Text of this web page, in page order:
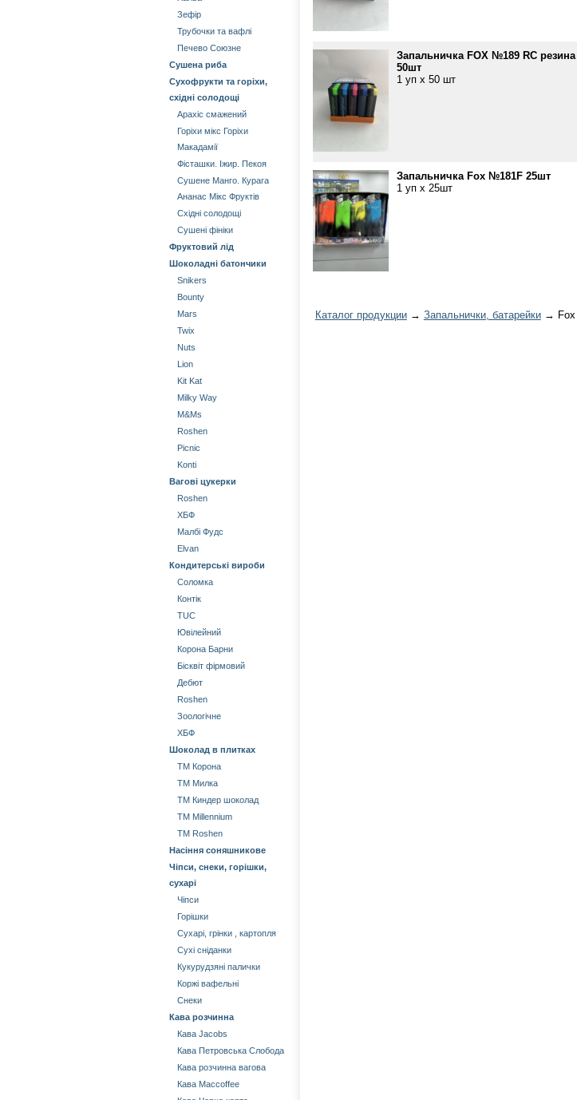
Зефір
Трубочки та вафлі
Печево Союзне
Сушена риба
Сухофрукти та горіхи,
східні солодощі
Арахіс смажений
Горіхи мікс Горіхи
Mакадамії
Фісташки. Іжир. Пекоя
Сушене Манго. Курага
Aнанас Мікс Фруктів
Східні солодощі
Сушені фініки
Фруктовий лід
Шоколадні батончики
Snikers
Bounty
Mars
Twix
Nuts
Lion
Kit Kat
Milky Way
М&Мs
Roshen
Picnic
Konti
Вагові цукерки
Roshen
ХБФ
Малбі Фудс
Elvan
Кондитерські вироби
Соломка
Контік
TUC
Ювілейний
Корона Барни
Бісквіт фірмовий
Дебют
Roshen
Зоологічне
ХБФ
Шоколад в плитках
ТМ Корона
ТМ Милка
ТМ Киндер шоколад
ТМ Millennium
ТМ Roshen
Насіння соняшникове
Чіпси, снеки, горішки,
сухарі
Чіпси
Горішки
Сухарі, грінки , картопля
Сухі сніданки
Кукурудзяні палички
Коржі вафельні
Снеки
Кава розчинна
Кава Jacobs
Кава Петровська Слобода
Кава розчинна вагова
Кава Maccoffee
Запальничка FOX №189 RС резина
50шт
1 уп х 50 шт
Запальничка Fox №181F 25шт
1 уп х 25шт
Каталог продукции→ Запальнички, батарейки→ Fox